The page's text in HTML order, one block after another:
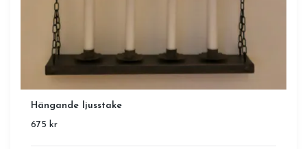
Hängande ljusstake
675 kr